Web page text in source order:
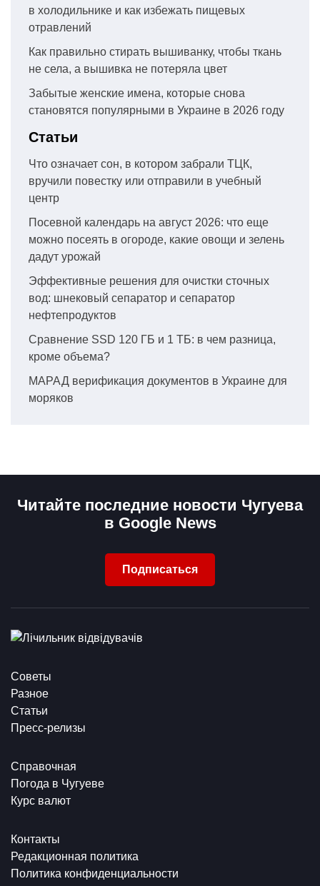
в холодильнике и как избежать пищевых
отравлений
Как правильно стирать вышиванку, чтобы ткань
не села, а вышивка не потеряла цвет
Забытые женские имена, которые снова
становятся популярными в Украине в 2026 году
Статьи
Что означает сон, в котором забрали ТЦК,
вручили повестку или отправили в учебный
центр
Посевной календарь на август 2026: что еще
можно посеять в огороде, какие овощи и зелень
дадут урожай
Эффективные решения для очистки сточных
вод: шнековый сепаратор и сепаратор
нефтепродуктов
Сравнение SSD 120 ГБ и 1 ТБ: в чем разница,
кроме объема?
МАРАД верификация документов в Украине для
моряков
Читайте последние новости Чугуева
в Google News
Подписаться
Советы
Разное
Статьи
Пресс-релизы
Справочная
Погода в Чугуеве
Курс валют
Контакты
Редакционная политика
Политика конфиденциальности